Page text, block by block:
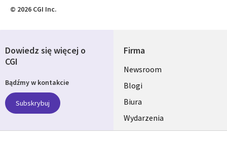
© 2026 CGI Inc.
Firma
Useful
links
SECTIONS
POLSKA
Newsroom
Blogi
Biura
Wydarzenia
Dowiedz się więcej o
CGI
Bądźmy w kontakcie
Subskrybuj